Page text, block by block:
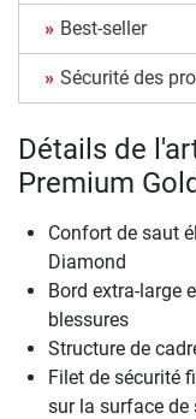
Best-seller
Sécurité des
Détails de
Premium
Confort de saut
Diamond
Bord extra-large
blessures
Structure de
Filet de sécurité
sur la surface de